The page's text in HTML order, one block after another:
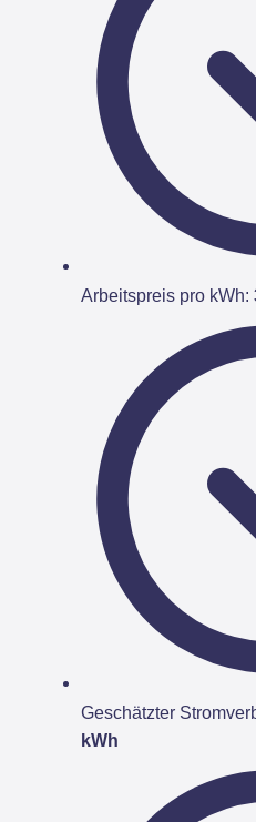
Arbeitspreis pro kWh:
Geschätzter
kWh